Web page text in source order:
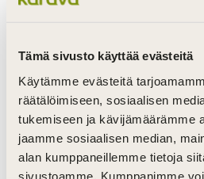
Tämä sivusto käyttää evästeitä
Käytämme evästeitä
räätälöimiseen, sosiaalisen
tukemiseen ja kävijämäärämme
jaamme sosiaalisen median,
alan kumppaneillemme tietoja
sivustoamme. Kumppanimme
lokakuu 2025
elokuu 2025
kesäkuu 2025
maaliskuu 2025
syyskuu 2024